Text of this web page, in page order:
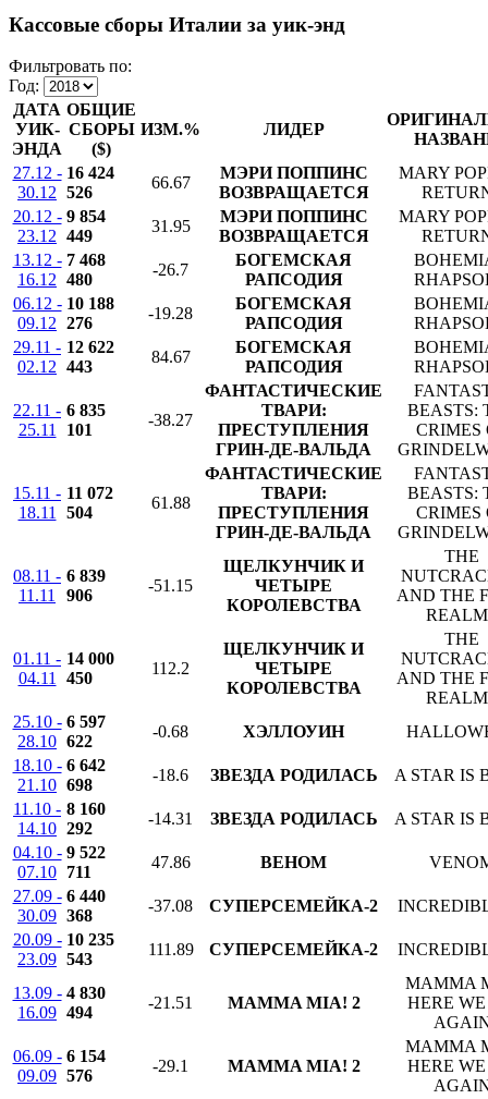
Кассовые сборы Италии за уик-энд
Фильтровать по:
Год:
ДАТА
УИК-
ЭНДА
ОБЩИЕ
СБОРЫ
($)
ИЗМ.% ЛИДЕР
27.12 -
30.12
16 424
526
66.67
МЭРИ ПОППИНС
ВОЗВРАЩАЕТСЯ
MARY
20.12 -
23.12
9 854
449
31.95
МЭРИ ПОППИНС
ВОЗВРАЩАЕТСЯ
MARY
13.12 -
16.12
7 468
480
-26.7
БОГЕМСКАЯ
РАПСОДИЯ
06.12 -
09.12
10 188
276
-19.28
БОГЕМСКАЯ
РАПСОДИЯ
29.11 -
02.12
12 622
443
84.67
БОГЕМСКАЯ
РАПСОДИЯ
22.11 -
25.11
6 835
101
-38.27
ФАНТАСТИЧЕСКИЕ
ТВАРИ:
ПРЕСТУПЛЕНИЯ
ГРИН-ДЕ-ВАЛЬДА
BEASTS:
CRIMES
15.11 -
18.11
11 072
504
61.88
ФАНТАСТИЧЕСКИЕ
ТВАРИ:
ПРЕСТУПЛЕНИЯ
ГРИН-ДЕ-ВАЛЬДА
BEASTS:
CRIMES
08.11 -
11.11
6 839
906
-51.15
ЩЕЛКУНЧИК И
ЧЕТЫРЕ
КОРОЛЕВСТВА
THE
AND THE
01.11 -
04.11
14 000
450
112.2
ЩЕЛКУНЧИК И
ЧЕТЫРЕ
КОРОЛЕВСТВА
THE
AND THE
25.10 -
28.10
6 597
622
-0.68 ХЭЛЛОУИН
18.10 -
21.10
6 642
698
-18.6 ЗВЕЗДА РОДИЛАСЬ
A STAR IS
11.10 -
14.10
8 160
292
-14.31 ЗВЕЗДА РОДИЛАСЬ
A STAR IS
04.10 -
07.10
9 522
711
47.86 ВЕНОМ
27.09 -
30.09
6 440
368
-37.08 СУПЕРСЕМЕЙКА-2
20.09 -
23.09
10 235
543
111.89 СУПЕРСЕМЕЙКА-2
13.09 -
16.09
4 830
494
-21.51 MAMMA MIA! 2
MAMMA
HERE
06.09 -
09.09
6 154
576
-29.1 MAMMA MIA! 2
MAMMA
HERE